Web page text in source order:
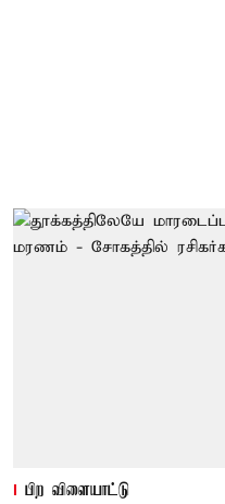
பிற விளையாட்டு